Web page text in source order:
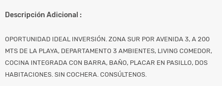
Descripción Adicional :
OPORTUNIDAD IDEAL INVERSIÓN. ZONA SUR POR AVENIDA 3, A 200
MTS DE LA PLAYA, DEPARTAMENTO 3 AMBIENTES, LIVING COMEDOR,
COCINA INTEGRADA CON BARRA, BAÑO, PLACAR EN PASILLO, DOS
HABITACIONES. SIN COCHERA. CONSÚLTENOS.